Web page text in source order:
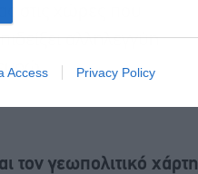
Access Privacy Policy
στις χώρες που
αλληλεγγύη
τον γεωπολιτικό χάρτη